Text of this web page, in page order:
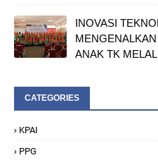
INOVASI
ANAK TK
CATEGORIES
KPAI
PPG